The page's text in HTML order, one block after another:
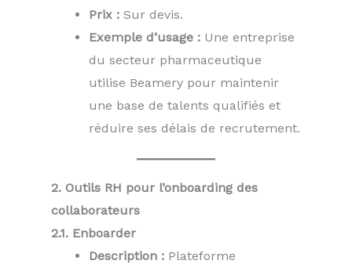
Prix : Sur devis.
Exemple d’usage : Une entreprise
du secteur pharmaceutique
utilise Beamery pour maintenir
une base de talents qualifiés et
réduire ses délais de recrutement.
2. Outils RH pour l’onboarding des
collaborateurs
2.1. Enboarder
Description : Plateforme